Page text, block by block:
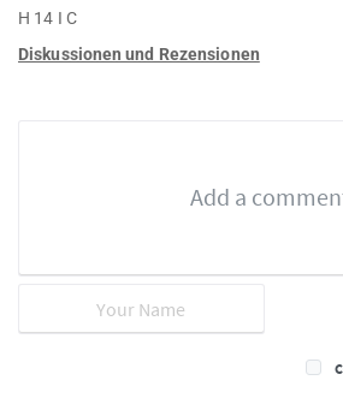
H 14 I C
Diskussionen und Rezensionen